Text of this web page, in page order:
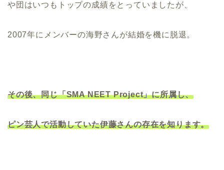
や団はいつもトップの成績をとっていましたが、
2007年にメンバーの海野さんが結婚を機に脱退。
その後、同じ「SMA NEET Project」に所属し、
ピン芸人で活動していた伊藤さんの存在を知ります。